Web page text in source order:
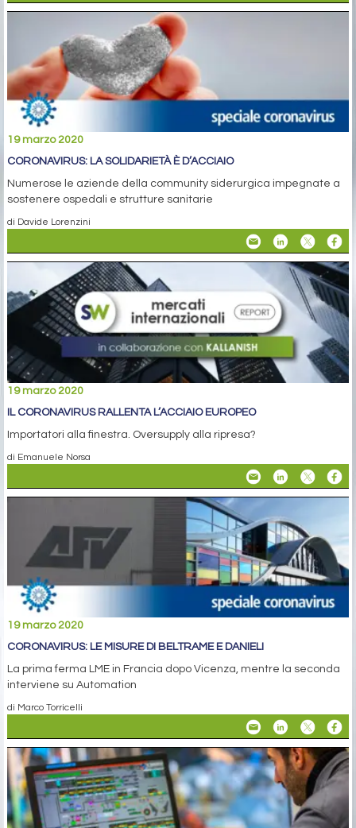
19 marzo 2020
CORONAVIRUS: LA SOLIDARIETÀ È D’ACCIAIO
Numerose le aziende della community siderurgica impegnate a
sostenere ospedali e strutture sanitarie
di Davide Lorenzini
19 marzo 2020
IL CORONAVIRUS RALLENTA L’ACCIAIO EUROPEO
Importatori alla finestra. Oversupply alla ripresa?
di Emanuele Norsa
19 marzo 2020
CORONAVIRUS: LE MISURE DI BELTRAME E DANIELI
La prima ferma LME in Francia dopo Vicenza, mentre la seconda
interviene su Automation
di Marco Torricelli